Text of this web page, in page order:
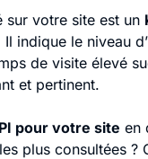
sur votre site est un
indique le niveau
de visite élevé
et pertinent.
pour votre site en
plus consultées ?